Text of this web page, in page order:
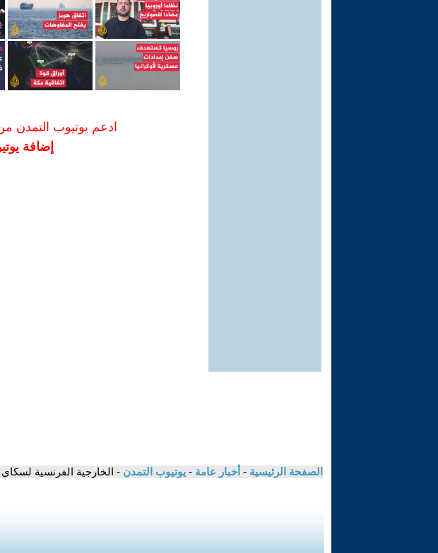
ادعم يوتيوب التمدن من
إضافة
الصفحة الرئيسية - أخبار عامة - يوتيوب التمدن - الخارجية الفرنسية